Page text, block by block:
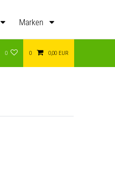
Marken
0 0 0,00 EUR